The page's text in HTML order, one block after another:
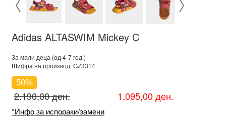
Adidas ALTASWIM Mickey C
За мали деца (од 4-7 год.)
Шифра на производ: GZ3314
50%
2.190,00 ден. 1.095,00 ден.
*Инфо за испораки/замени